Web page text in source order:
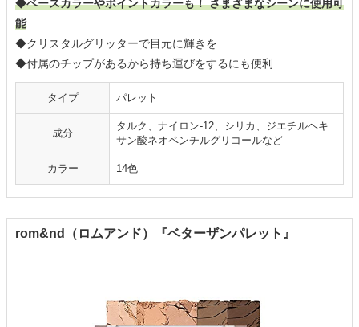
◆ベースカラーやポイントカラーも！ さまざまなシーンに使用可
能
◆クリスタルグリッターで目元に輝きを
◆付属のチップがあるから持ち運びをするにも便利
タイプ パレット
成分
タルク、ナイロン-12、シリカ、ジエチルヘキ
サン酸ネオペンチルグリコールなど
カラー 14色
rom&nd（ロムアンド）『ベターザンパレット』